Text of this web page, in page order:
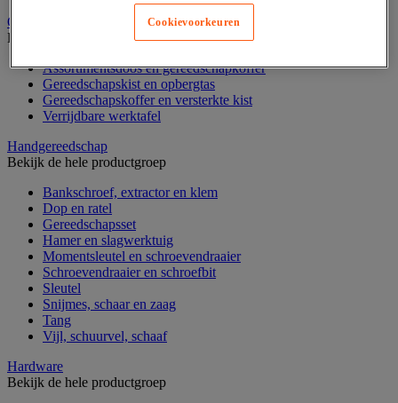
Gereedschap opbergen
Bekijk de hele productgroep
Assortimentsdoos en gereedschapkoffer
Gereedschapskist en opbergtas
Gereedschapskoffer en versterkte kist
Verrijdbare werktafel
Handgereedschap
Bekijk de hele productgroep
Bankschroef, extractor en klem
Dop en ratel
Gereedschapsset
Hamer en slagwerktuig
Momentsleutel en schroevendraaier
Schroevendraaier en schroefbit
Sleutel
Snijmes, schaar en zaag
Tang
Vijl, schuurvel, schaaf
Hardware
Bekijk de hele productgroep
Cookievoorkeuren